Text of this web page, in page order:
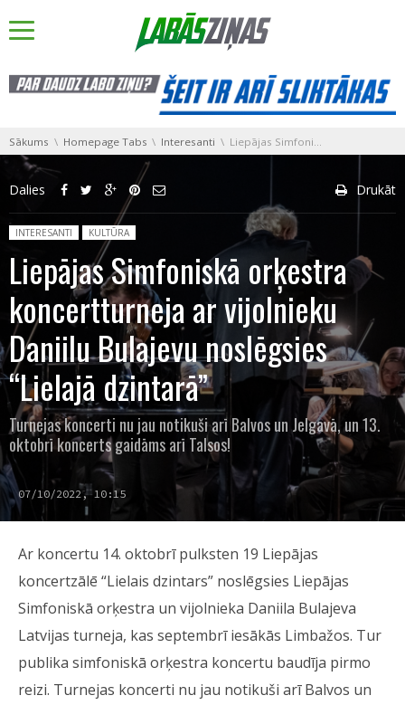
You are here:
Sākums Homepage Tabs Interesanti Liepājas Simfoniskā orķestra koncertturneja ar vijolnieku Daniilu Bulajevu noslēgsies “Lielajā dzintarā”
Dalies Drukāt
Posted in:
INTERESANTI KULTŪRA
Liepājas Simfoniskā orķestra
koncertturneja ar vijolnieku
Daniilu Bulajevu noslēgsies
“Lielajā dzintarā”
Turnejas koncerti nu jau notikuši arī Balvos un Jelgavā, un 13.
oktobrī koncerts gaidāms arī Talsos!
07/10/2022, 10:15
Ar koncertu 14. oktobrī pulksten 19 Liepājas
koncertzālē “Lielais dzintars” noslēgsies Liepājas
Simfoniskā orķestra un vijolnieka Daniila Bulajeva
Latvijas turneja, kas septembrī iesākās Limbažos. Tur
publika simfoniskā orķestra koncertu baudīja pirmo
reizi. Turnejas koncerti nu jau notikuši arī Balvos un